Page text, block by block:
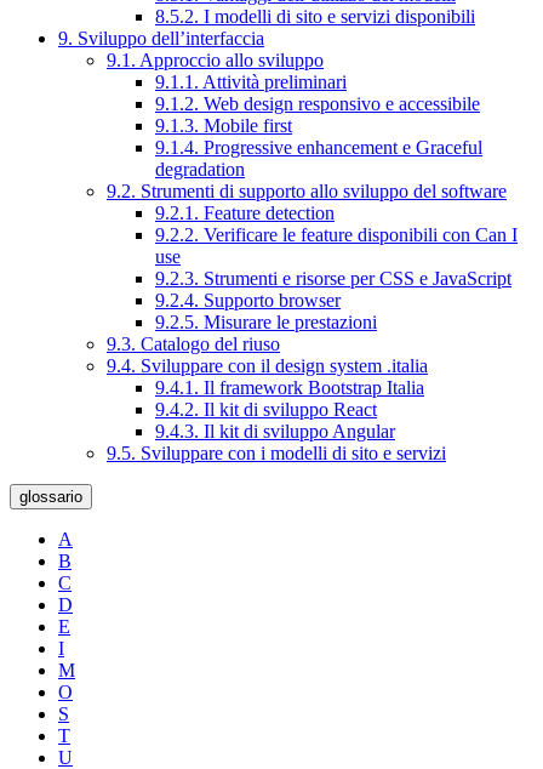
8.5.2. I modelli di sito e servizi disponibili
9. Sviluppo dell’interfaccia
9.1. Approccio allo sviluppo
9.1.1. Attività preliminari
9.1.2. Web design responsivo e accessibile
9.1.3. Mobile first
9.1.4. Progressive enhancement e Graceful
degradation
9.2. Strumenti di supporto allo sviluppo del software
9.2.1. Feature detection
9.2.2. Verificare le feature disponibili con Can I
use
9.2.3. Strumenti e risorse per CSS e JavaScript
9.2.4. Supporto browser
9.2.5. Misurare le prestazioni
9.3. Catalogo del riuso
9.4. Sviluppare con il design system .italia
9.4.1. Il framework Bootstrap Italia
9.4.2. Il kit di sviluppo React
9.4.3. Il kit di sviluppo Angular
9.5. Sviluppare con i modelli di sito e servizi
glossario
A
B
C
D
E
I
M
O
S
T
U